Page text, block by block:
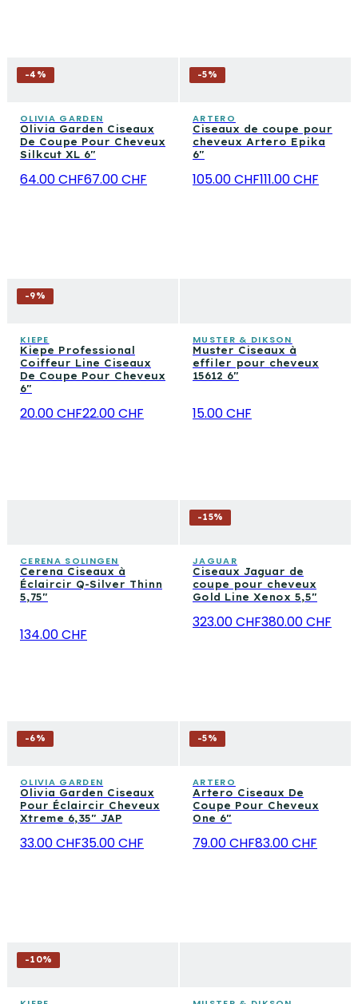
-4 %
OLIVIA GARDEN
Olivia Garden Ciseaux
De Coupe Pour Cheveux
Silkcut XL 6"
64.00 CHF67.00 CHF
-5%
ARTERO
Ciseaux de coupe pour
cheveux Artero Epika
6"
105.00 CHF111.00 CHF
-9%
KIEPE
Kiepe Professional
Coiffeur Line Ciseaux
De Coupe Pour Cheveux
6″
20.00 CHF22.00 CHF
MUSTER & DIKSON
Muster Ciseaux à
effiler pour cheveux
15612 6"
15.00 CHF
CERENA SOLINGEN
Cerena Ciseaux à
Éclaircir Q-Silver Thinn
5,75"
134.00 CHF
-15%
JAGUAR
Ciseaux Jaguar de
coupe pour cheveux
Gold Line Xenox 5,5"
323.00 CHF380.00 CHF
-6%
OLIVIA GARDEN
Olivia Garden Ciseaux
Pour Éclaircir Cheveux
Xtreme 6,35" JAP
33.00 CHF35.00 CHF
-5%
ARTERO
Artero Ciseaux De
Coupe Pour Cheveux
One 6"
79.00 CHF83.00 CHF
-10%